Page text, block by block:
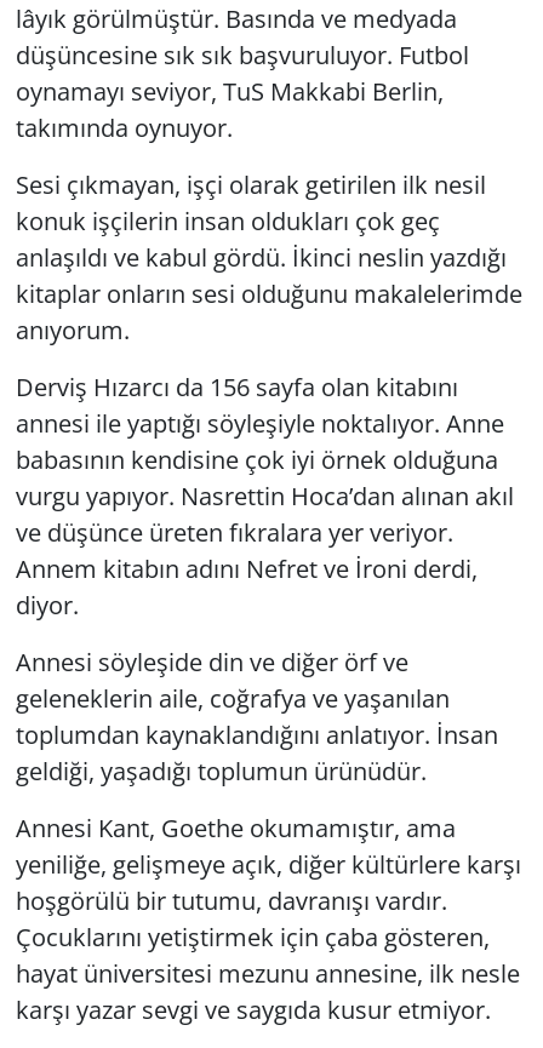
lâyık görülmüştür. Basında ve medyada
düşüncesine sık sık başvuruluyor. Futbol
oynamayı seviyor, TuS Makkabi Berlin,
takımında oynuyor.
Sesi çıkmayan, işçi olarak getirilen ilk nesil
konuk işçilerin insan oldukları çok geç
anlaşıldı ve kabul gördü. İkinci neslin yazdığı
kitaplar onların sesi olduğunu makalelerimde
anıyorum.
Derviş Hızarcı da 156 sayfa olan kitabını
annesi ile yaptığı söyleşiyle noktalıyor. Anne
babasının kendisine çok iyi örnek olduğuna
vurgu yapıyor. Nasrettin Hoca’dan alınan akıl
ve düşünce üreten fıkralara yer veriyor.
Annem kitabın adını Nefret ve İroni derdi,
diyor.
Annesi söyleşide din ve diğer örf ve
geleneklerin aile, coğrafya ve yaşanılan
toplumdan kaynaklandığını anlatıyor. İnsan
geldiği, yaşadığı toplumun ürünüdür.
Annesi Kant, Goethe okumamıştır, ama
yeniliğe, gelişmeye açık, diğer kültürlere karşı
hoşgörülü bir tutumu, davranışı vardır.
Çocuklarını yetiştirmek için çaba gösteren,
hayat üniversitesi mezunu annesine, ilk nesle
karşı yazar sevgi ve saygıda kusur etmiyor.